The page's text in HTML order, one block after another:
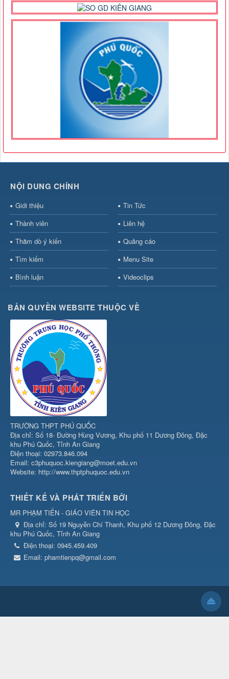
NỘI DUNG CHÍNH
Giới thiệu
Tin Tức
Thành viên
Liên hệ
Thăm dò ý kiến
Quảng cáo
Tìm kiếm
Menu Site
Bình luận
Videoclips
BẢN QUYỀN WEBSITE THUỘC VỀ
TRƯỜNG THPT PHÚ QUỐC
Địa chỉ: Số 18- Đường Hùng Vương, Khu phố 11 Dương Đông, Đặc
khu Phú Quốc, Tỉnh An Giang
Điện thoại: 02973.846.094
Email: c3phuquoc.kiengiang@moet.edu.vn
Website: http://www.thptphuquoc.edu.vn
THIẾT KẾ VÀ PHÁT TRIỂN BỞI
MR PHẠM TIẾN - GIÁO VIÊN TIN HỌC
Địa chỉ: Số 19 Nguyễn Chí Thanh, Khu phố 12 Dương Đông, Đặc
khu Phú Quốc, Tỉnh An Giang
Điện thoại: 0945.459.409
Email: phamtienpq@gmail.com